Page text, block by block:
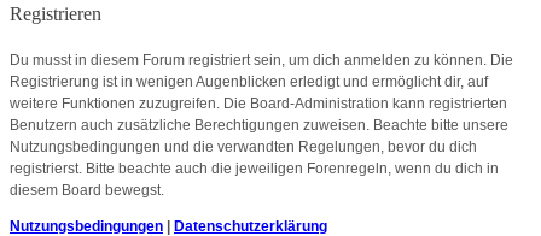
Registrieren
Du musst in diesem Forum registriert sein, um dich anmelden zu können. Die
Registrierung ist in wenigen Augenblicken erledigt und ermöglicht dir, auf
weitere Funktionen zuzugreifen. Die Board-Administration kann registrierten
Benutzern auch zusätzliche Berechtigungen zuweisen. Beachte bitte unsere
Nutzungsbedingungen und die verwandten Regelungen, bevor du dich
registrierst. Bitte beachte auch die jeweiligen Forenregeln, wenn du dich in
diesem Board bewegst.
Nutzungsbedingungen | Datenschutzerklärung